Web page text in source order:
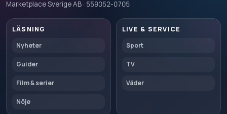
Marketplace Sverige AB · 559052-0705
LÄSNING
Nyheter
Guider
Film & serier
Nöje
LIVE & SERVICE
Sport
TV
Väder